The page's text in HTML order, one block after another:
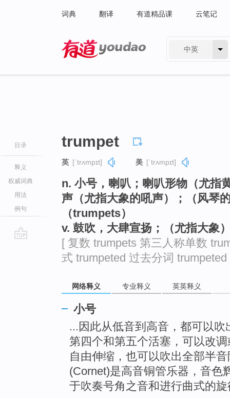
词典 翻译 有道精品课 云笔记
中英
目录
释义
权威词典
用法
例句
trumpet
英 [ˈtrʌmpɪt] 美 [ˈtrʌmpɪt]
n. 小号，喇叭；喇叭形物（尤指
声（尤指大象的吼声）；（风琴
（trumpets）
v. 鼓吹，大肆宣扬；（尤指大象
[ 复数 trumpets 第三人称单数
式 trumpeted 过去分词 trumpeted
网络释义 专业释义 英英释义
小号
...因此从低音到高音，都可以
第四个和第五个活塞，可以改
自由伸缩，也可以吹出全部半
(Cornet)是高音铜管乐器，音色
于吹奏号角之音和进行曲式的